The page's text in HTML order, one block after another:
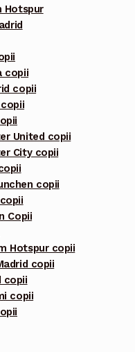
Hotspur
copii
copii
United copii
City copii
copii
Copii
Hotspur copii
copii
copii
copii